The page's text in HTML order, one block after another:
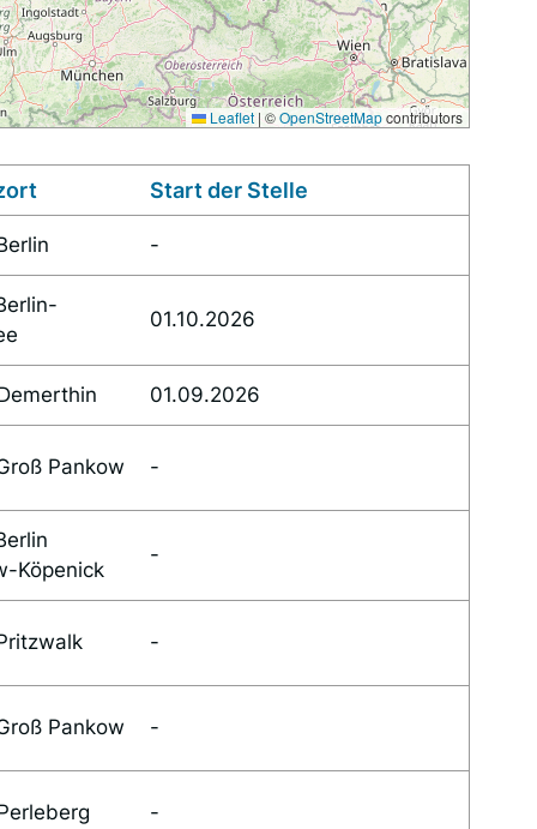
Leaflet | ©OpenStreetMapcontributors
Start der Stelle
-
01.10.2026
01.09.2026
Pankow -
Köpenick
-
-
Pankow -
-